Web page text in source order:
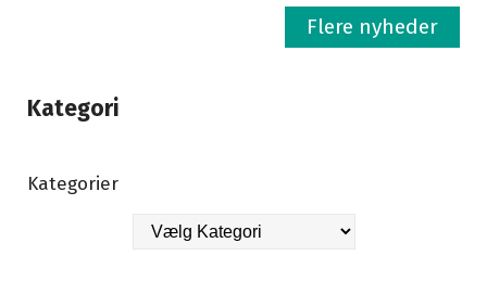
Flere nyheder
Kategori
Kategorier